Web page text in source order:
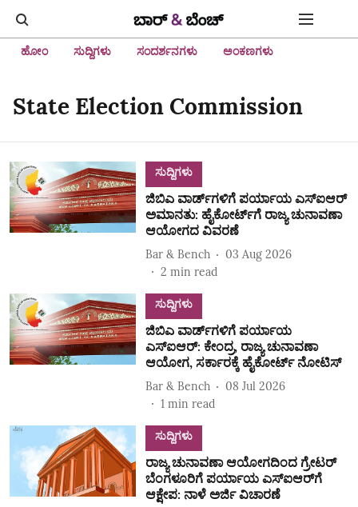
ಹೋಂ ಸುದ್ದಿಗಳು ಸಂದರ್ಶನಗಳು ಅಂಕಣಗಳು
State Election Commission
ಸುದ್ದಿಗಳು
ಜಿಬಿಎ ವಾರ್ಡ್‌ಗಳಿಗೆ ಪರ್ಯಾಯ ಎಸ್‌ಐಆರ್‌
ಅಮಾನತು: ಹೈಕೋರ್ಟ್‌ಗೆ ರಾಜ್ಯ ಚುನಾವಣಾ
ಆಯೋಗದ ವಿವರಣೆ
Bar & Bench
03 Aug 2026
2 min read
ಸುದ್ದಿಗಳು
ಜಿಬಿಎ ವಾರ್ಡ್‌ಗಳಿಗೆ ಪರ್ಯಾಯ
ಎಸ್‌ಐಆರ್‌: ಕೇಂದ್ರ, ರಾಜ್ಯ ಚುನಾವಣಾ
ಆಯೋಗ, ಸರ್ಕಾರಕ್ಕೆ ಹೈಕೋರ್ಟ್‌ ನೋಟಿಸ್‌
Bar & Bench
08 Jul 2026
1 min read
ಸುದ್ದಿಗಳು
ರಾಜ್ಯ ಚುನಾವಣಾ ಆಯೋಗದಿಂದ ಗ್ರೇಟರ್‌
ಬೆಂಗಳೂರಿಗೆ ಪರ್ಯಾಯ ಎಸ್‌ಐಆರ್‌ಗೆ
ಆಕ್ಷೇಪ: ನಾಳೆ ಅರ್ಜಿ ವಿಚಾರಣೆ